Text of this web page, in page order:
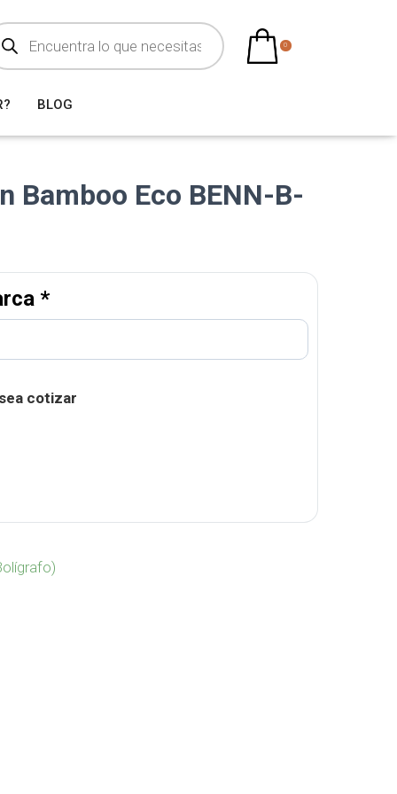
0
BLOG
Bamboo Eco BENN-B-
*
cotizar